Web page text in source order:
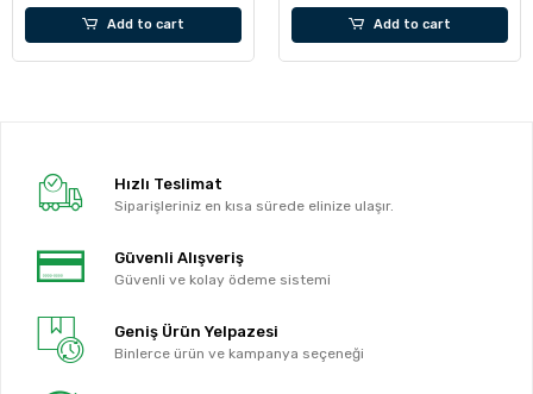
Add to cart Add to cart
Hızlı Teslimat
Siparişleriniz en kısa sürede elinize ulaşır.
Güvenli Alışveriş
Güvenli ve kolay ödeme sistemi
Geniş Ürün Yelpazesi
Binlerce ürün ve kampanya seçeneği